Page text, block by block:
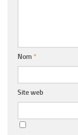
Nom *
Site web